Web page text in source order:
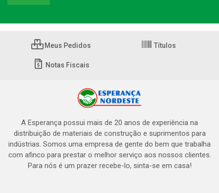
Meus Pedidos Títulos
Notas Fiscais
A Esperança possui mais de 20 anos de experiência na
distribuição de materiais de construção e suprimentos para
indústrias. Somos uma empresa de gente do bem que trabalha
com afinco para prestar o melhor serviço aos nossos clientes.
Para nós é um prazer recebe-lo, sinta-se em casa!